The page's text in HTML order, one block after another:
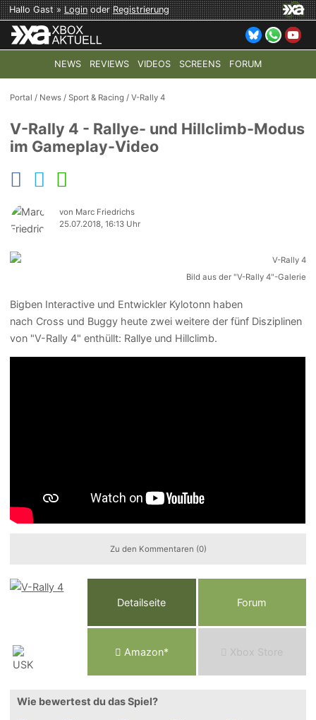
Hallo Gast »LoginoderRegistrierung
NEWS REVIEWS VIDEOS SCREENS FORUM
TOP-THEMEN: COD: MODERN WARFARE 4 HALO:
Portal / News /Sport & Racing /V-Rally 4
V-Rally 4 - Rallye- und Hillclimb-Modus
im Gameplay-Video
von Marc Friedrichs
25.07.2018, 16:13 Uhr
Bild aus der "V-Rally 4"-Galerie
Bigben Interactive und Entwickler Kylotonn haben
nach Cross und Buggy heute zwei weitere der fünf Disziplinen
von "V-Rally 4" enthüllt: Rallye und Hillclimb.
Zu den Kommentaren (0)
Detailseite Forum
Amazon* Xbox Store
Wie bewertest du das Spiel?